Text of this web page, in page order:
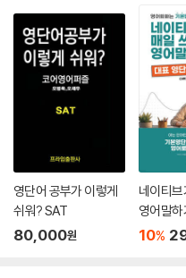
영단어 공부가 이렇게
쉬워? SAT
80,000원
네이티
영어말
어 157
10%